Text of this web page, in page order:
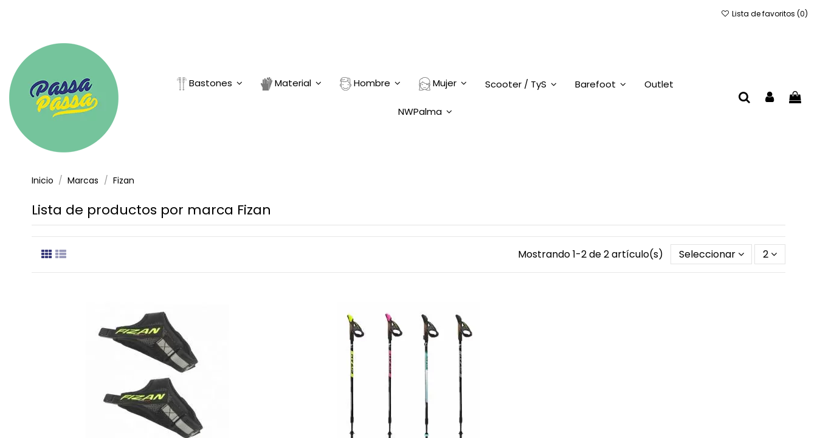
Lista de favoritos (0)
Bastones Material Hombre Mujer Scooter / TyS Barefoot Outlet
NWPalma
Inicio Marcas Fizan
Lista de productos por marca Fizan
Mostrando 1-2 de 2 artículo(s) Seleccionar 2